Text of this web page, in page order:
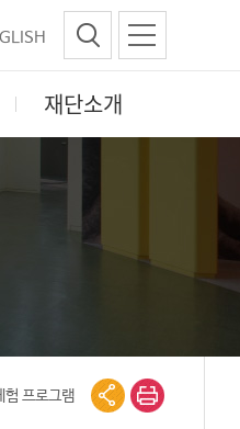
재단소개
험 프로그램